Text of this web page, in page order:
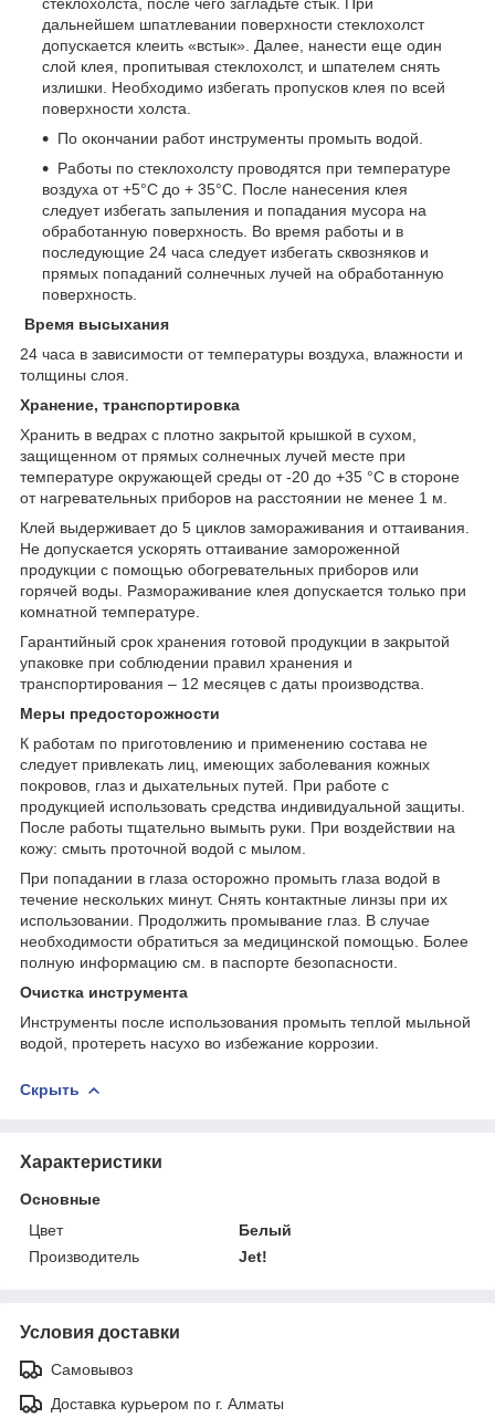
дальнейшем шпатлевании поверхности стеклохолст
допускается клеить «встык». Далее, нанести еще один
слой клея, пропитывая стеклохолст, и шпателем снять
излишки. Необходимо избегать пропусков клея по всей
поверхности холста.
По окончании работ инструменты промыть водой.
Работы по стеклохолсту проводятся при температуре
воздуха от +5°С до + 35°С. После нанесения клея
следует избегать запыления и попадания мусора на
обработанную поверхность. Во время работы и в
последующие 24 часа следует избегать сквозняков и
прямых попаданий солнечных лучей на обработанную
поверхность.
Время высыхания
24 часа в зависимости от температуры воздуха, влажности и
толщины слоя.
Хранение, транспортировка
Хранить в ведрах с плотно закрытой крышкой в сухом,
защищенном от прямых солнечных лучей месте при
температуре окружающей среды от -20 до +35 °С в стороне
от нагревательных приборов на расстоянии не менее 1 м.
Клей выдерживает до 5 циклов замораживания и оттаивания.
Не допускается ускорять оттаивание замороженной
продукции с помощью обогревательных приборов или
горячей воды. Размораживание клея допускается только при
комнатной температуре.
Гарантийный срок хранения готовой продукции в закрытой
упаковке при соблюдении правил хранения и
транспортирования – 12 месяцев с даты производства.
Меры предосторожности
К работам по приготовлению и применению состава не
следует привлекать лиц, имеющих заболевания кожных
покровов, глаз и дыхательных путей. При работе с
продукцией использовать средства индивидуальной защиты.
После работы тщательно вымыть руки. При воздействии на
кожу: смыть проточной водой с мылом.
При попадании в глаза осторожно промыть глаза водой в
течение нескольких минут. Снять контактные линзы при их
использовании. Продолжить промывание глаз. В случае
необходимости обратиться за медицинской помощью. Более
полную информацию см. в паспорте безопасности.
Очистка инструмента
Инструменты после использования промыть теплой мыльной
водой, протереть насухо во избежание коррозии.
Скрыть
Характеристики
Основные
Цвет
Белый
Производитель
Jet!
Условия доставки
Самовывоз
Доставка курьером по г. Алматы